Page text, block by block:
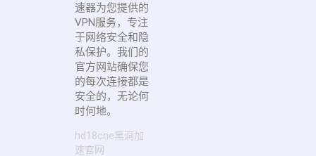
速器为您提供的
VPN服务，专注
于网络安全和隐
私保护。我们的
官方网站确保您
的每次连接都是
安全的，无论何
时何地。
hd18cne黑洞加
速官网